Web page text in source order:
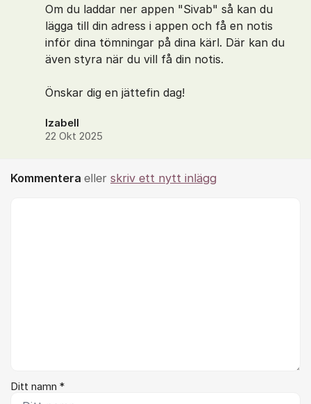
Om du laddar ner appen "Sivab" så kan du
lägga till din adress i appen och få en notis
inför dina tömningar på dina kärl. Där kan du
även styra när du vill få din notis.
Önskar dig en jättefin dag!
Izabell
22 Okt 2025
Kommentera eller skriv ett nytt inlägg
Ditt namn *